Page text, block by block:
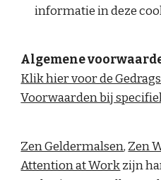
informatie in deze
Algemene
Klik hier voor de
Voorwaarden bij
Zen Geldermalsen, Zen
Attention at Workzijn